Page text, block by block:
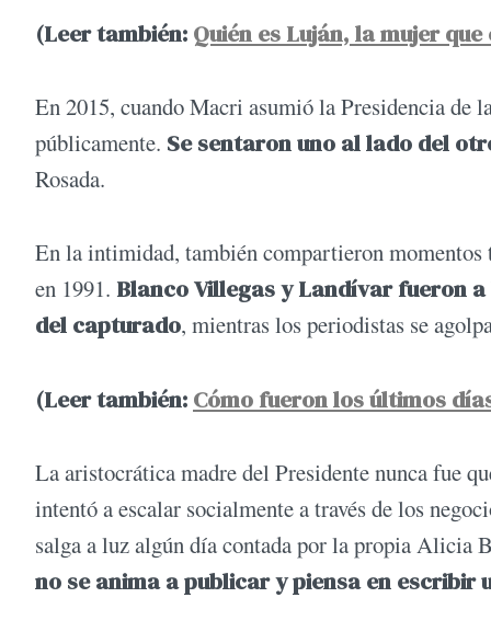
(Leer también: Quién es Luján, la mujer
En 2015, cuando Macri asumió la Presidencia de
públicamente. Se sentaron uno al lado del
Rosada.
En la intimidad, también compartieron momentos
en 1991. Blanco Villegas y Landívar fueron
del capturado, mientras los periodistas se
(Leer también: Cómo fueron los últimos
La aristocrática madre del Presidente nunca fue
intentó a escalar socialmente a través de los
salga a luz algún día contada por la propia Alicia
no se anima a publicar y piensa en escribir